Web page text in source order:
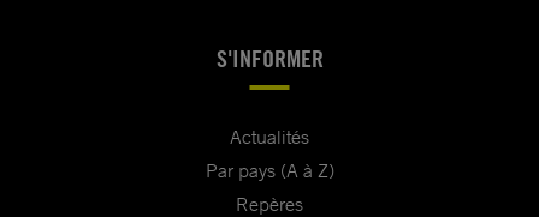
S'INFORMER
Actualités
Par pays (A à Z)
Repères